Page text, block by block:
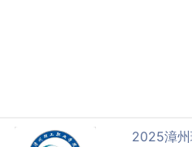
2025漳州